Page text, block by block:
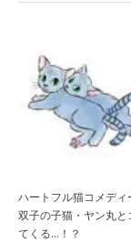
ハートフル猫コメディ
双子の子猫・ヤン丸
てくる…！？